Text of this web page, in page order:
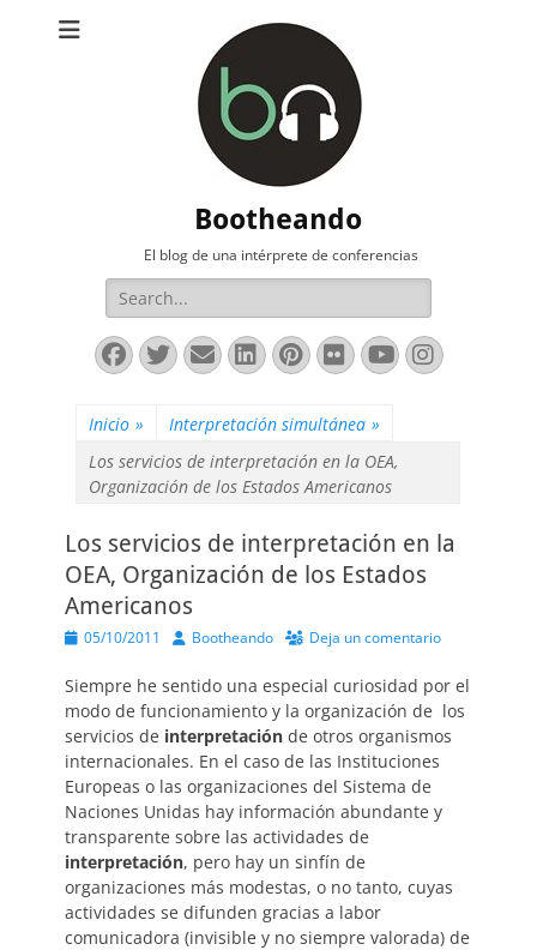
Bootheando
El blog de una intérprete de conferencias
Buscar:
Facebook
Twitter
Correo
electrónico
LinkedIn
Pinterest
FlickrYouTube
Inicio » Interpretación simultánea »
Los servicios de interpretación en la OEA,
Organización de los Estados Americanos
Los servicios de interpretación en la
OEA, Organización de los Estados
Americanos
Publicado
05/10/2011 AutorBootheando Deja un comentario
Siempre he sentido una especial curiosidad por el
modo de funcionamiento y la organización de los
servicios de interpretación de otros organismos
internacionales. En el caso de las Instituciones
Europeas o las organizaciones del Sistema de
Naciones Unidas hay información abundante y
transparente sobre las actividades de
interpretación, pero hay un sinfín de
organizaciones más modestas, o no tanto, cuyas
actividades se difunden gracias a labor
comunicadora (invisible y no siempre valorada) de